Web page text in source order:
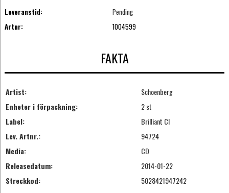
Leveranstid:
Pending
Artnr:
1004599
FAKTA
Artist:
Schoenberg
Enheter i förpackning:
2 st
Label:
Brilliant Cl
Lev. Artnr.:
94724
Media:
CD
Releasedatum:
2014-01-22
Streckkod:
5028421947242